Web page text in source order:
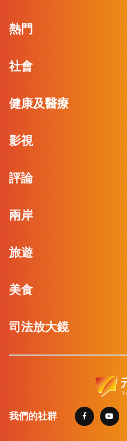
熱門
社會
健康及醫療
影視
評論
兩岸
旅遊
美食
司法放大鏡
我們的社群